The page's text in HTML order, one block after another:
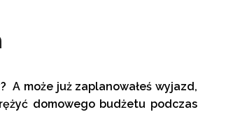
A może już zaplanowałeś wyjazd,
domowego budżetu podczas